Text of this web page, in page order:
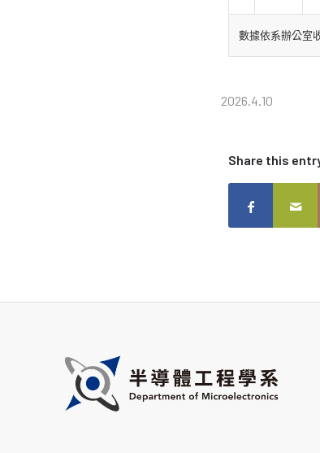
數據依系辦公室
2026.4.10
Share this